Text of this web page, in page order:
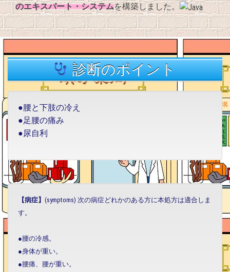
のエキスパート・システムを構築しました。
診断のポイント
●腰と下肢の冷え
●足腰の痛み
●尿自利
【病症】 (symptoms) 次の病症どれかのある方に本処方は適合しま
す。
●腰の冷感。
●身体が重い。
●腰痛、腰が重い。